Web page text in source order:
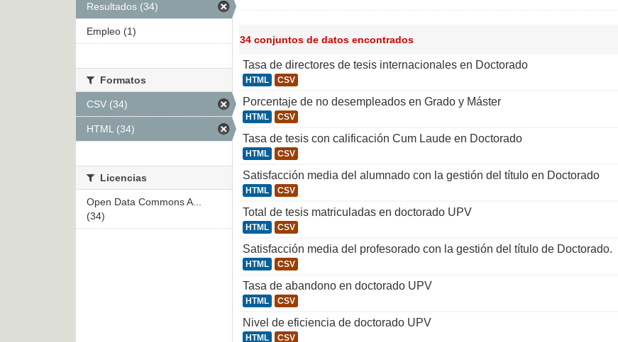
34 conjuntos de datos encontrados
Tasa de directores de tesis internacionales en Doctorado
HTML CSV
Porcentaje de no desempleados en Grado y Máster
HTML CSV
Tasa de tesis con calificación Cum Laude en Doctorado
HTML CSV
Satisfacción media del alumnado con la gestión del título en Doctorado
HTML CSV
Total de tesis matriculadas en doctorado UPV
HTML CSV
Satisfacción media del profesorado con la gestión del título de Doctorado.
HTML CSV
Tasa de abandono en doctorado UPV
HTML CSV
Nivel de eficiencia de doctorado UPV
HTML CSV
Resultados (34)
Empleo (1)
Formatos
CSV (34)
HTML (34)
Licencias
Open Data Commons A...
(34)